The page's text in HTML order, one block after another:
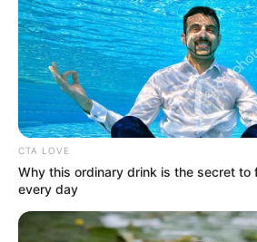
CTA LOVE
Why this ordinary drink is the secret to
every day